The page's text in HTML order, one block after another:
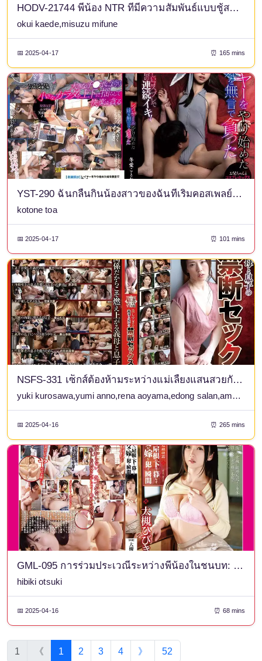
HODV-21744 พี่น้อง NTR ที่มีความสัมพันธ์แบบชู้สาวแลกเปลี่ยนคู่สมรส โอคุอิ คาเอเดะ มิฟุเนะ มิสุซุ เสื้อชั้นในและกางเกงชั้นในของมิฟุเนะ มิสุซุ รูปถ่ายโพลาลอยด์ และชุด Blu-ray พิเศษ
okui kaede,misuzu mifune
📅 2025-04-17 ⏰ 165 mins
YST-290 ฉันกลืนกินน้องสาวของฉันที่เริ่มคอสเพลย์อย่างเงียบๆ โคโทเนะ โทอะ ชุดโอนาโฮลและรูปถ่ายที่เรียบง่าย
kotone toa
📅 2025-04-17 ⏰ 101 mins
NSFS-331 เซ็กส์ต้องห้ามระหว่างแม่เลี้ยงแสนสวยกับลูกชายของเธอ 8 คู่พ่อแม่ลูกร่วมกิจกรรมทางเพศอันไม่เหมาะสม
yuki kurosawa,yumi anno,rena aoyama,edong salan,amano tsubaki,kaori iiyama,yumika saeki,aoshino (megumi shino)
📅 2025-04-16 ⏰ 265 mins
GML-095 การร่วมประเวณีระหว่างพี่น้องในชนบท: ช่วงเวลาที่พ่อตาที่อาศัยอยู่ใต้ชายคาเดียวกันข่มขืนลูกสะใภ้ ฮิบิกิ โอสึกิ ตอนที่ 2
hibiki otsuki
📅 2025-04-16 ⏰ 68 mins
1 《 1 2 3 4 》 52